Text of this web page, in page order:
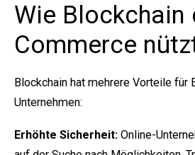
Wie Blockchain
Commerce
Blockchain hat mehrere Vorteile für
Unternehmen:
Erhöhte Sicherheit: Online-